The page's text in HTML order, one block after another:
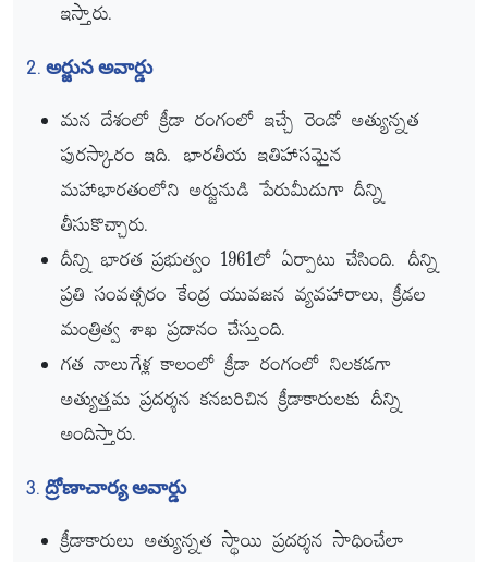
ఇస్తారు.
2. అర్జున అవార్డు
మన దేశంలో క్రీడా రంగంలో ఇచ్చే రెండో అత్యున్నత
పురస్కారం ఇది. భారతీయ ఇతిహాసమైన
మహాభారతంలోని అర్జునుడి పేరుమీదుగా దీన్ని
తీసుకొచ్చారు.
దీన్ని భారత ప్రభుత్వం 1961లో ఏర్పాటు చేసింది. దీన్ని
ప్రతి సంవత్సరం కేంద్ర యువజన వ్యవహారాలు, క్రీడల
మంత్రిత్వ శాఖ ప్రదానం చేస్తుంది.
గత నాలుగేళ్ల కాలంలో క్రీడా రంగంలో నిలకడగా
అత్యుత్తమ ప్రదర్శన కనబరిచిన క్రీడాకారులకు దీన్ని
అందిస్తారు.
3. ద్రోణాచార్య అవార్డు
క్రీడాకారులు అత్యున్నత స్థాయి ప్రదర్శన సాధించేలా